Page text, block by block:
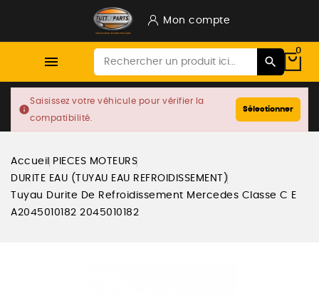
Mon compte

0
info
Saisissez votre véhicule pour vérifier la
compatibilité.
Sélectionner
Accueil
PIECES MOTEURS
DURITE EAU (TUYAU EAU REFROIDISSEMENT)
Tuyau Durite De Refroidissement Mercedes Classe C E
A2045010182 2045010182